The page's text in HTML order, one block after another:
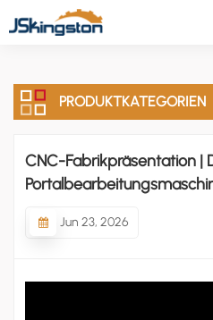
PRODUKTKATEGORIEN
CNC-Fabrikpräsentation |
Jun 23, 2026